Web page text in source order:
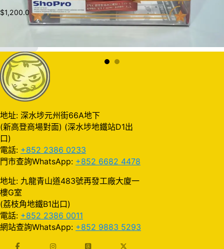
$1,200.0
地址: 深水埗元州街66A地下
(新高登商場對面) (深水埗地鐵站D1出
口)
電話: +852 2386 0233
門市查詢WhatsApp: +852 6682 4478
地址: 九龍青山道483號再發工廠大廈一
樓G室
(荔枝角地鐵B1出口)
電話: +852 2386 0011
網站查詢WhatsApp: +852 9883 5293